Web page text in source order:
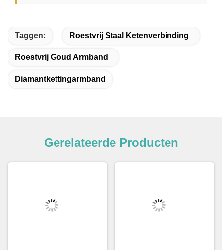
Taggen: Roestvrij Staal Ketenverbinding
Roestvrij Goud Armband
Diamantkettingarmband
Gerelateerde Producten